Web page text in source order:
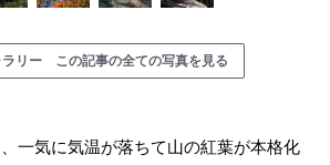
ラリー この記事の全ての写真を見る
一気に気温が落ちて山の紅葉が本格化